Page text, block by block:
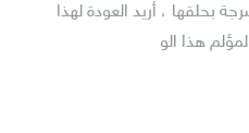
بحلقها ، أريد العودة لهذا
هذا الو